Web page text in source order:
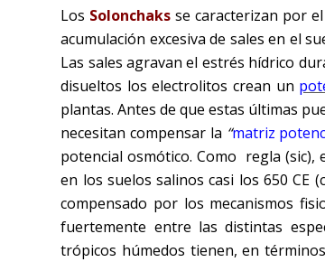
Los Solonchaks se caracterizan por
acumulación excesiva de sales en el
Las sales agravan el estrés hídrico
disueltos los electrolitos crean un
plantas. Antes de que estas últimas
necesitan compensar la “matriz
potencial osmótico. Como regla (sic),
en los suelos salinos casi los 650 CE
compensado por los mecanismos
fuertemente entre las distintas
trópicos húmedos tienen, en